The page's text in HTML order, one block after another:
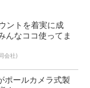
ントを着実に成
んなココ使ってま
会社)
ポールカメラ式製